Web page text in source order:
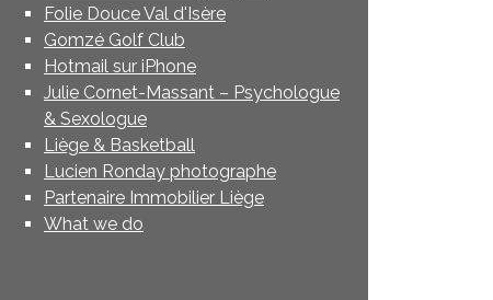
Folie Douce Val d'Isère
Gomzé Golf Club
Hotmail sur iPhone
Julie Cornet-Massant – Psychologue
& Sexologue
Liège & Basketball
Lucien Ronday photographe
Partenaire Immobilier Liège
What we do